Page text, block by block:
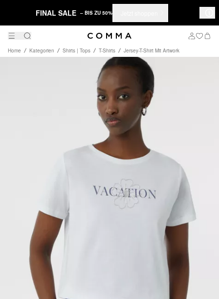
FINAL SALE – BIS ZU 50%
Home Kategorien Shirts | Tops T-Shirts Jersey-T-Shirt Mit Artwork